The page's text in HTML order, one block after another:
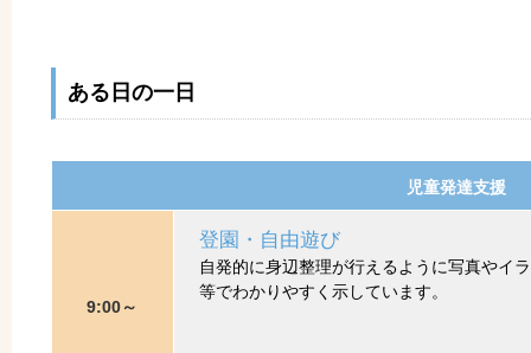
ある日の一日
児童発達支援
9:00～
登園・自由遊び
自発的に身辺整理が行えるように写真やイ
等でわかりやすく示しています。